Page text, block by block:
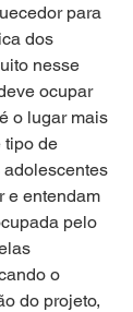
para
dos
nesse
ocupar
o lugar mais
tipo de
e entendam
pelo
o
do projeto,